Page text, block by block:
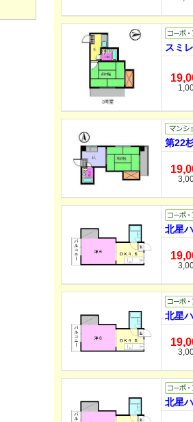
スミ
第22
北星
北星
北星